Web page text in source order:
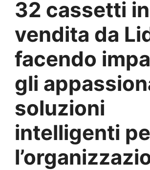
32 cassetti in
vendita da
facendo
gli
soluzioni
intelligenti